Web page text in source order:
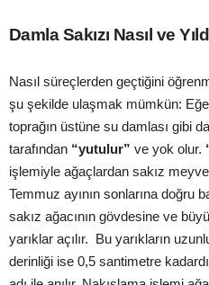
Damla Sakızı Nasıl ve
Nasıl süreçlerden geçtiğini
şu şekilde ulaşmak mümkün:
toprağın üstüne su damlası gibi
tarafından “yutulur” ve yok olur.
işlemiyle ağaçlardan sakız
Temmuz ayının sonlarına doğru
sakız ağacının gövdesine ve
yarıklar açılır. Bu yarıkların
derinliği ise 0,5 santimetre